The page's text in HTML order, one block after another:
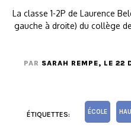
La classe 1-2P de Laurence
gauche à droite) du collège
PAR SARAH REMPE, LE 22
ÉTIQUETTES: ÉCOLE